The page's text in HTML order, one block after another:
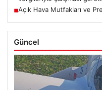
■Açık Hava Mutfakları ve
Güncel